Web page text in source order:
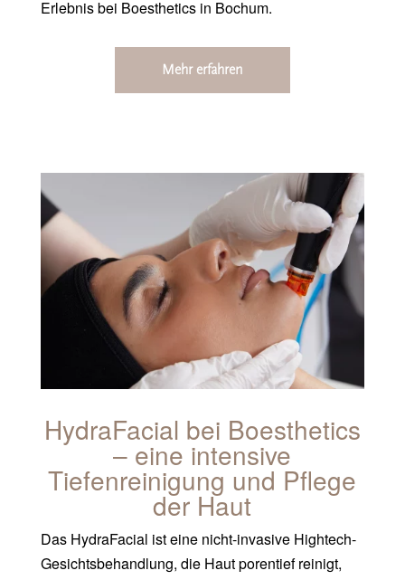
Erlebnis bei Boesthetics in Bochum.
Mehr erfahren
HydraFacial bei Boesthetics
– eine intensive
Tiefenreinigung und Pflege
der Haut
Das HydraFacial ist eine nicht-invasive Hightech-
Gesichtsbehandlung, die Haut porentief reinigt,